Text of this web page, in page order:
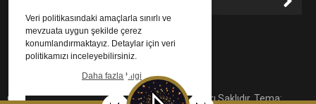
Veri politikasındaki amaçlarla sınırlı ve
mevzuata uygun şekilde çerez
konumlandırmaktayız. Detaylar için veri
politikamızı inceleyebilirsiniz.
Daha fazla bilgi
E-Bülten aboneliği ile haberlere daha hızlı erişin.
© 2023Gaziantep Radyo Zeugma. Tüm Hakları Saklıdır. Tema: